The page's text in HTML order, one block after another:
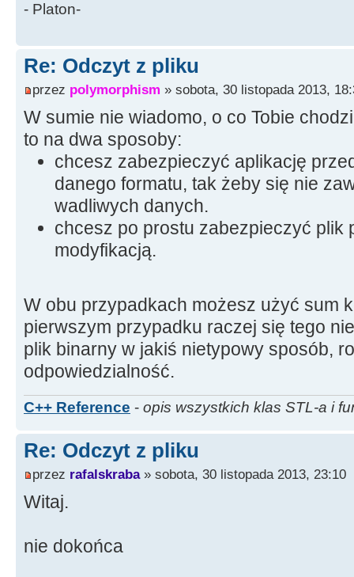
- Platon-
Re: Odczyt z pliku
przez polymorphism » sobota, 30 listopada 2013,
W sumie nie wiadomo, o co Tobie
to na dwa sposoby:
chcesz zabezpieczyć aplikację
danego formatu, tak żeby się nie
wadliwych danych.
chcesz po prostu zabezpieczyć plik
modyfikacją.
W obu przypadkach możesz użyć sum
pierwszym przypadku raczej się tego
plik binarny w jakiś nietypowy sposób,
odpowiedzialność.
C++ Reference - opis wszystkich klas STL-a i
Re: Odczyt z pliku
przez rafalskraba» sobota, 30 listopada 2013, 23:10
Witaj.
nie dokońca